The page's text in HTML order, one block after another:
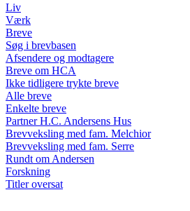
Liv
Værk
Breve
Søg i brevbasen
Afsendere og modtagere
Breve om HCA
Ikke tidligere trykte breve
Alle breve
Enkelte breve
Partner H.C. Andersens Hus
Brevveksling med fam. Melchior
Brevveksling med fam. Serre
Rundt om Andersen
Forskning
Titler oversat